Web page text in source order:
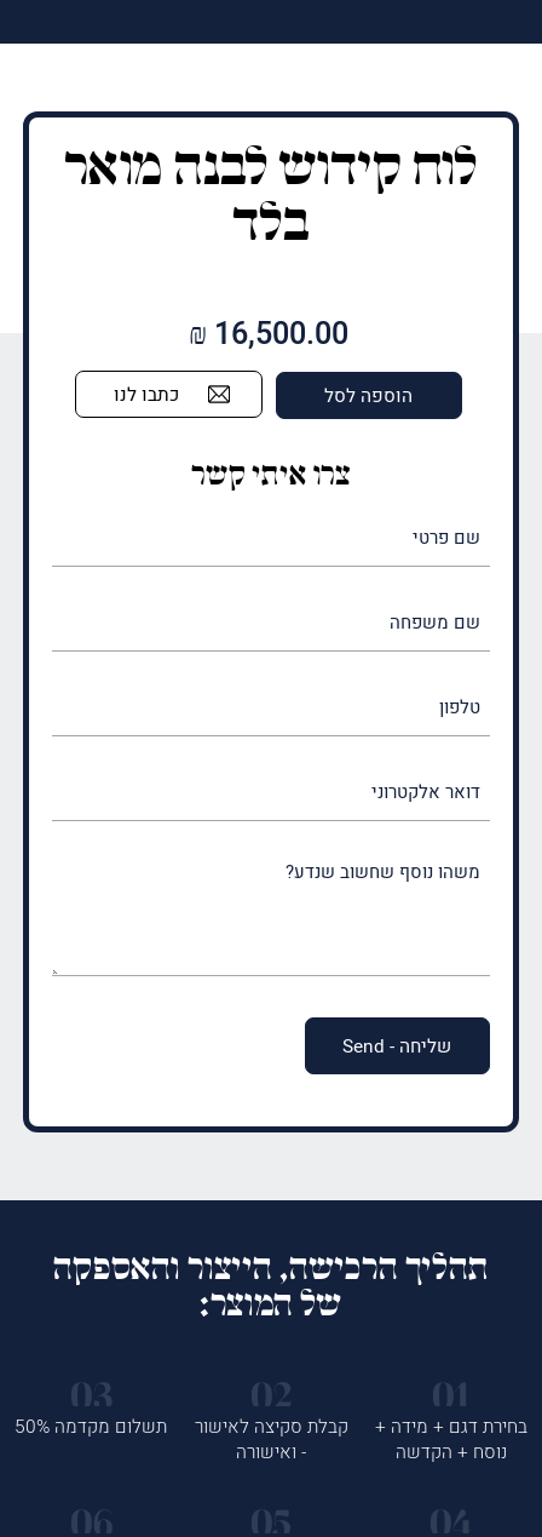
לוח קידוש לבנה מואר
בלד
₪ 16,500.00
הוספה לסל כתבו לנו
צרו איתי קשר
(חובה)
(חובה)
תהליך הרכישה, הייצור והאספקה
של המוצר:
בחירת דגם + מידה +
נוסח + הקדשה
קבלת סקיצה לאישור
- ואישורה
תשלום מקדמה 50%